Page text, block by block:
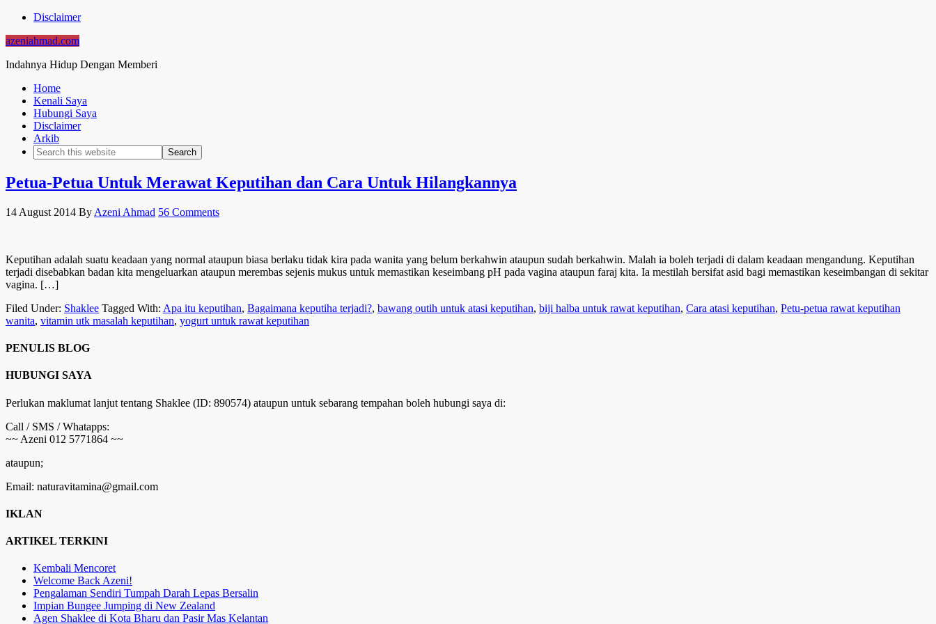
Disclaimer
azeniahmad.com
Indahnya Hidup Dengan Memberi
Home
Kenali Saya
Hubungi Saya
Disclaimer
Arkib
Petua-Petua Untuk Merawat Keputihan dan Cara Untuk Hilangkannya
14 August 2014 By Azeni Ahmad 56 Comments
Keputihan adalah suatu keadaan yang normal ataupun biasa berlaku tidak kira pada wanita yang belum berkahwin ataupun sudah berkahwin. Malah ia boleh terjadi di dalam keadaan mengandung. Keputihan
terjadi disebabkan badan kita mengeluarkan ataupun merembas sejenis mukus untuk memastikan keseimbang pH pada vagina ataupun faraj kita. Ia mestilah bersifat asid bagi memastikan keseimbangan di sekitar
vagina. […]
Filed Under: Shaklee Tagged With: Apa itu keputihan, Bagaimana keputiha terjadi?, bawang outih untuk atasi keputihan, biji halba untuk rawat keputihan, Cara atasi keputihan, Petu-petua rawat keputihan
wanita, vitamin utk masalah keputihan, yogurt untuk rawat keputihan
PENULIS BLOG
HUBUNGI SAYA
Perlukan maklumat lanjut tentang Shaklee (ID: 890574) ataupun untuk sebarang tempahan boleh hubungi saya di:
Call / SMS / Whatapps:
~~ Azeni 012 5771864 ~~
ataupun;
Email: naturavitamina@gmail.com
IKLAN
ARTIKEL TERKINI
Kembali Mencoret
Welcome Back Azeni!
Pengalaman Sendiri Tumpah Darah Lepas Bersalin
Impian Bungee Jumping di New Zealand
Agen Shaklee di Kota Bharu dan Pasir Mas Kelantan